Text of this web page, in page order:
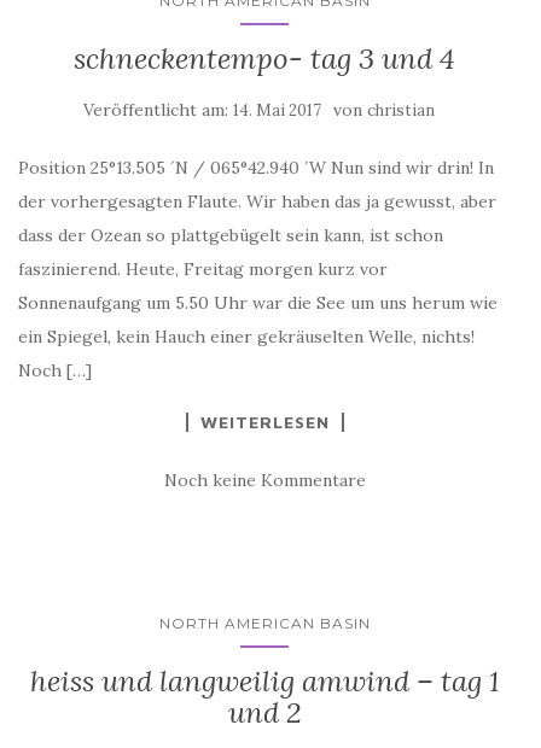
schneckentempo- tag 3 und 4
Veröffentlicht am: 14. Mai 2017 von christian
Position 25°13.505 ´N / 065°42.940 ´W Nun sind wir drin! In
der vorhergesagten Flaute. Wir haben das ja gewusst, aber
dass der Ozean so plattgebügelt sein kann, ist schon
faszinierend. Heute, Freitag morgen kurz vor
Sonnenaufgang um 5.50 Uhr war die See um uns herum wie
ein Spiegel, kein Hauch einer gekräuselten Welle, nichts!
Noch […]
WEITERLESEN
Noch keine Kommentare
NORTH AMERICAN BASIN
heiss und langweilig amwind – tag 1
und 2